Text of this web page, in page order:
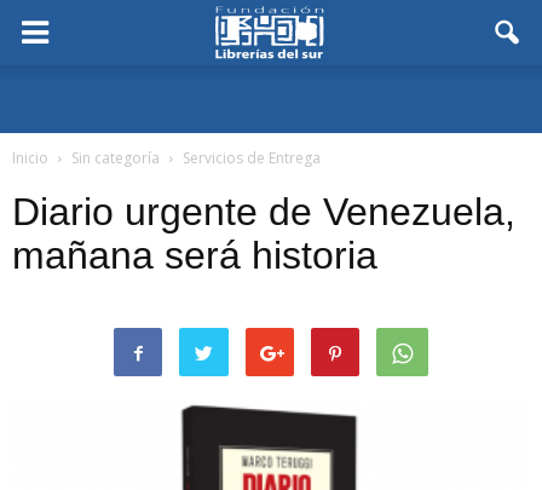
Inicio Sin categoría Servicios de Entrega
Diario urgente de Venezuela,
mañana será historia